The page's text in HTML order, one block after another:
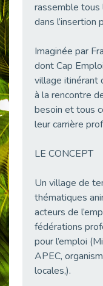
Publié le 04/05/2026
Publié le 01/05/2026
Témoignage : Le
Publié le 29/04/2026
Publié le 27/04/2026
Mobilisation
Publié le 24/04/2026
rassemble tous
dans l’insertion
Imaginée par
dont Cap
village itinérant
à la rencontre
besoin et tous
leur carrière
LE CONCEPT
Un village de
thématiques
acteurs de
fédérations
pour l’emploi
APEC,
locales,).